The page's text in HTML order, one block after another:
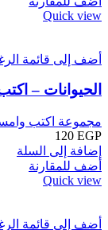
Quick view
أضف إلى قائمة
الحيوانات –
مجموعة اكتب
120 EGP
إضافة إلى السلة
أضف للمقارنة
Quick view
أضف إلى قائمة